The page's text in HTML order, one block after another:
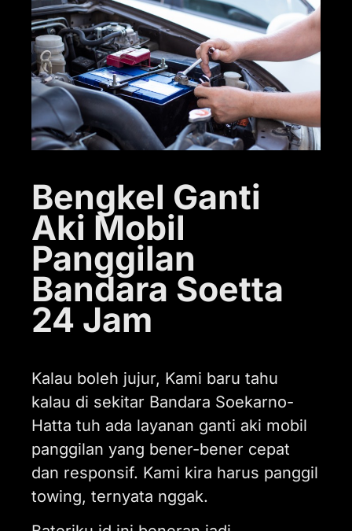
Bengkel Ganti
Aki Mobil
Panggilan
Bandara Soetta
24 Jam
Kalau boleh jujur, Kami baru tahu
kalau di sekitar Bandara Soekarno-
Hatta tuh ada layanan ganti aki mobil
panggilan yang bener-bener cepat
dan responsif. Kami kira harus panggil
towing, ternyata nggak.